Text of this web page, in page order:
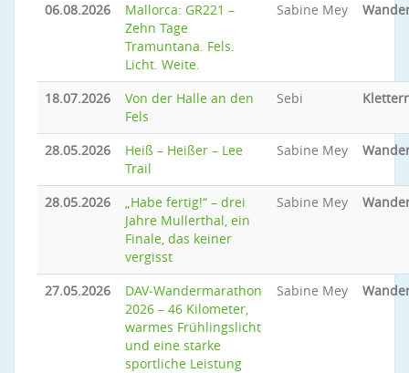
06.08.2026
Mallorca: GR221 –
Zehn Tage
Tramuntana. Fels.
Licht. Weite.
Sabine Mey
18.07.2026
Von der Halle an den
Fels
Sebi
28.05.2026
Heiß – Heißer – Lee
Trail
Sabine Mey
28.05.2026
„Habe fertig!“ – drei
Jahre Mullerthal, ein
Finale, das keiner
vergisst
Sabine Mey
27.05.2026
DAV‑Wandermarathon
2026 – 46 Kilometer,
warmes Frühlingslicht
und eine starke
sportliche Leistung
Sabine Mey